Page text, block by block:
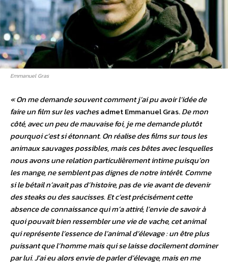
Emmanuel Gras
« On me demande souvent comment j’ai pu avoir l’idée de
faire un film sur les vachesadmet Emmanuel Gras.De mon
côté, avec un peu de mauvaise foi, je me demande plutôt
pourquoi c’est si étonnant. On réalise des films sur tous les
animaux sauvages possibles, mais ces bêtes avec lesquelles
nous avons une relation particulièrement intime puisqu’on
les mange, ne semblent pas dignes de notre intérêt. Comme
si le bétail n’avait pas d’histoire, pas de vie avant de devenir
des steaks ou des saucisses. Et c’est précisément cette
absence de connaissance qui m’a attiré, l’envie de savoir à
quoi pouvait bien ressembler une vie de vache, cet animal
qui représente l’essence de l’animal d’élevage : un être plus
puissant que l’homme mais qui se laisse docilement dominer
par lui. J’ai eu alors envie de parler d’élevage, mais en me